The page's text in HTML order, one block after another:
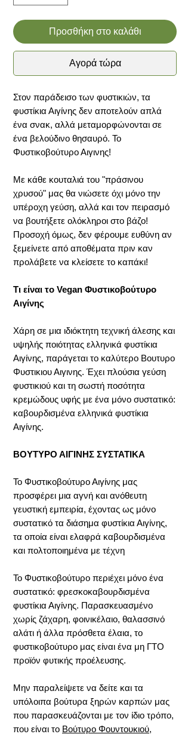
Προσθήκη στο καλάθι
Αγορά τώρα
Στον παράδεισο των φυστικιών, τα
φυστίκια Αιγίνης δεν αποτελούν απλά
ένα σνακ, αλλά μεταμορφώνονται σε
ένα βελούδινο θησαυρό. Το
Φυστικοβούτυρο Αιγινης!
Με κάθε κουταλιά του "πράσινου
χρυσού" μας θα νιώσετε όχι μόνο την
υπέροχη γεύση, αλλά και τον πειρασμό
να βουτήξετε ολόκληροι στο βάζο!
Προσοχή όμως, δεν φέρουμε ευθύνη αν
ξεμείνετε από αποθέματα πριν καν
προλάβετε να κλείσετε το καπάκι!
Τι είναι το Vegan Φυστικοβούτυρο
Αιγίνης
Χάρη σε μια ιδιόκτητη τεχνική άλεσης και
υψηλής ποιότητας ελληνικά φυστίκια
Αιγίνης, παράγεται το καλύτερο Βουτυρο
Φυστικιου Αιγινης. Έχει πλούσια γεύση
φυστικιού και τη σωστή ποσότητα
κρεμώδους υφής με ένα μόνο συστατικό:
καβουρδισμένα ελληνικά φυστίκια
Αιγίνης.
ΒΟΥΤΥΡΟ ΑΙΓΙΝΗΣ ΣΥΣΤΑΤΙΚΑ
Το Φυστικοβούτυρο Αιγίνης μας
προσφέρει μια αγνή και ανόθευτη
γευστική εμπειρία, έχοντας ως μόνο
συστατικό τα διάσημα φυστίκια Αιγίνης,
τα οποία είναι ελαφρά καβουρδισμένα
και πολτοποιημένα με τέχνη
Το Φυστικοβούτυρο περιέχει μόνο ένα
συστατικό: φρεσκοκαβουρδισμένα
φυστίκια Αιγίνης. Παρασκευασμένο
χωρίς ζάχαρη, φοινικέλαιο, θαλασσινό
αλάτι ή άλλα πρόσθετα έλαια, το
φυστικοβούτυρο μας είναι ένα μη ΓΤΟ
προϊόν φυτικής προέλευσης.
Μην παραλείψετε να δείτε και τα
υπόλοιπα βούτυρα ξηρών καρπών μας
που παρασκευάζονται με τον ίδιο τρόπο,
που είναι το Βούτυρο Φουντουκιού,